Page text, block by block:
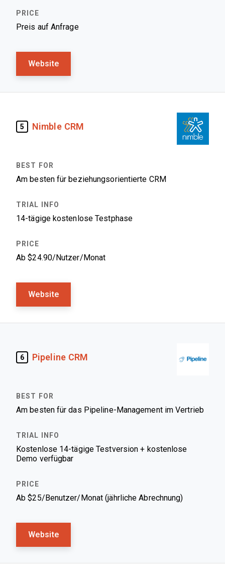
Preis auf Anfrage
Website
5 Nimble CRM
Am besten für beziehungsorientierte CRM
14-tägige kostenlose Testphase
Ab $24.90/Nutzer/Monat
Website
6 Pipeline CRM
Am besten für das Pipeline-Management im Vertrieb
Kostenlose 14-tägige Testversion + kostenlose
Demo verfügbar
Ab $25/Benutzer/Monat (jährliche Abrechnung)
Website